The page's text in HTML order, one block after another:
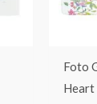
Foto
Heart